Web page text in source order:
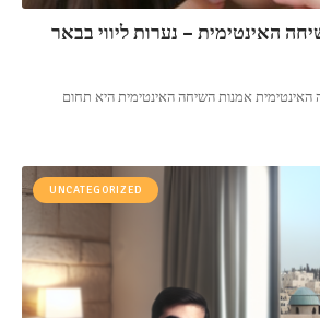
האינטימית – נערות ליווי בבאר
האינטימית אמנות השיחה האינטימית היא תחום
UNCATEGORIZED